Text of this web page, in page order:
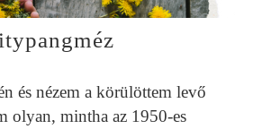
és nézem a körülöttem levő
olyan, mintha az 1950-es